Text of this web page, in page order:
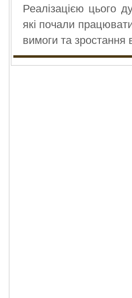
Реалізацією цього
які почали
вимоги та зростання